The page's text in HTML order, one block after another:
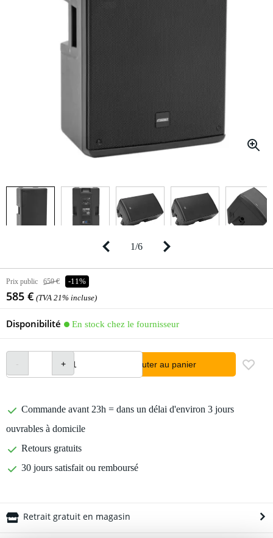
1/6
Prix public 659 € -11%
585 € (TVA 21% incluse)
Disponibilité En stock chez le fournisseur
Ajouter au panier
Commande avant 23h = dans un délai d'environ 3 jours
ouvrables à domicile
Retours gratuits
30 jours satisfait ou remboursé
Retrait gratuit en magasin